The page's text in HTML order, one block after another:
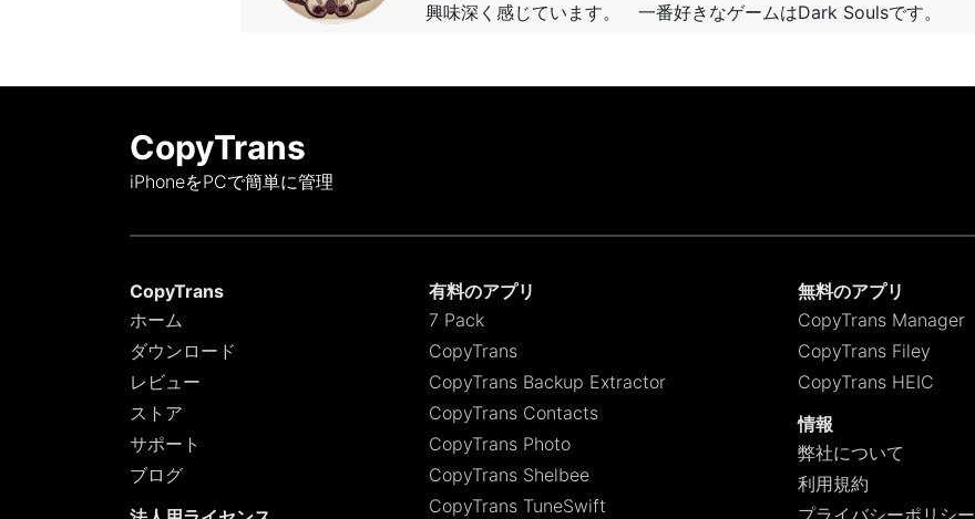
興味深く感じています。 一番好きなゲームはDark Soulsです。
CopyTrans
iPhoneをPCで簡単に管理
CopyTrans
ホーム
ダウンロード
レビュー
ストア
サポート
ブログ
有料のアプリ
7 Pack
CopyTrans
CopyTrans Backup Extractor
CopyTrans Contacts
CopyTrans Photo
CopyTrans Shelbee
CopyTrans TuneSwift
無料のアプリ
CopyTrans Manager
CopyTrans Filey
CopyTrans HEIC
情報
弊社について
利用規約